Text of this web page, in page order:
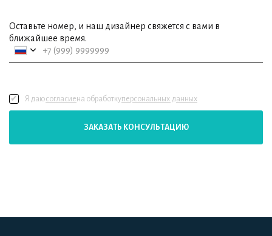
Оставьте номер, и наш дизайнер свяжется с вами в
ближайшее время.
Я даюсогласиена обработкуперсональных данных
ЗАКАЗАТЬ КОНСУЛЬТАЦИЮ